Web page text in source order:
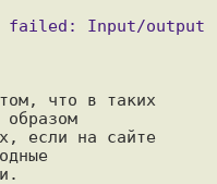
что в таких
образом
если на сайте